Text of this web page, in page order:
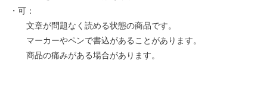
・可：
文章が問題なく読める状態の商品です。
マーカーやペンで書込があることがあります。
商品の痛みがある場合があります。